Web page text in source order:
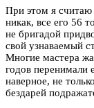
При этом я считаю
никак, все его 56
не бригадой
свой узнаваемый
Многие мастера
годов перенимали
наверное, не
бездарей